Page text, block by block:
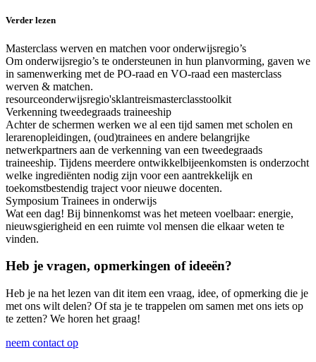
Verder lezen
Masterclass werven en matchen voor onderwijsregio’s
Om onderwijsregio’s te ondersteunen in hun planvorming, gaven we
in samenwerking met de PO-raad en VO-raad een masterclass
werven & matchen.
resourceonderwijsregio'sklantreismasterclasstoolkit
Verkenning tweedegraads traineeship
Achter de schermen werken we al een tijd samen met scholen en
lerarenopleidingen, (oud)trainees en andere belangrijke
netwerkpartners aan de verkenning van een tweedegraads
traineeship. Tijdens meerdere ontwikkelbijeenkomsten is onderzocht
welke ingrediënten nodig zijn voor een aantrekkelijk en
toekomstbestendig traject voor nieuwe docenten.
Symposium Trainees in onderwijs
Wat een dag! Bij binnenkomst was het meteen voelbaar: energie,
nieuwsgierigheid en een ruimte vol mensen die elkaar weten te
vinden.
Heb je vragen, opmerkingen of ideeën?
Heb je na het lezen van dit item een vraag, idee, of opmerking die je
met ons wilt delen? Of sta je te trappelen om samen met ons iets op
te zetten? We horen het graag!
neem contact op